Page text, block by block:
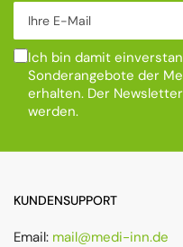
Ihre E-Mail
Ich bin damit
Sonderangebote der
erhalten. Der
werden.
KUNDENSUPPORT
Email: mail@medi-inn.de